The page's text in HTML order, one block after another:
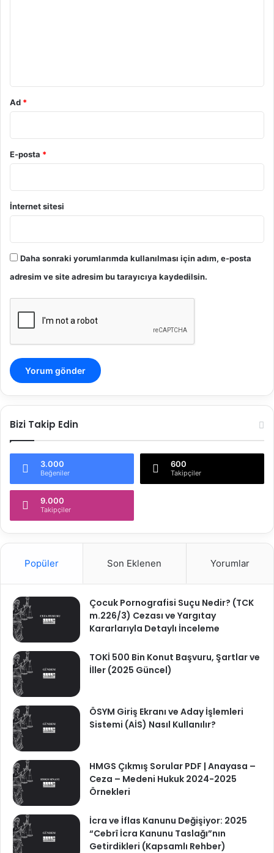
Ad *
E-posta *
İnternet sitesi
Daha sonraki yorumlarımda kullanılması için adım, e-posta
adresim ve site adresim bu tarayıcıya kaydedilsin.
Bizi Takip Edin
3.000
Beğeniler
600
Takipçiler
9.000
Takipçiler
Popüler Son Eklenen Yorumlar
Çocuk Pornografisi Suçu Nedir? (TCK
m.226/3) Cezası ve Yargıtay
Kararlarıyla Detaylı İnceleme
TOKİ 500 Bin Konut Başvuru, Şartlar ve
İller (2025 Güncel)
ÖSYM Giriş Ekranı ve Aday İşlemleri
Sistemi (AİS) Nasıl Kullanılır?
HMGS Çıkmış Sorular PDF | Anayasa –
Ceza – Medeni Hukuk 2024-2025
Örnekleri
İcra ve İflas Kanunu Değişiyor: 2025
“Cebrî İcra Kanunu Taslağı”nın
Getirdikleri (Kapsamlı Rehber)